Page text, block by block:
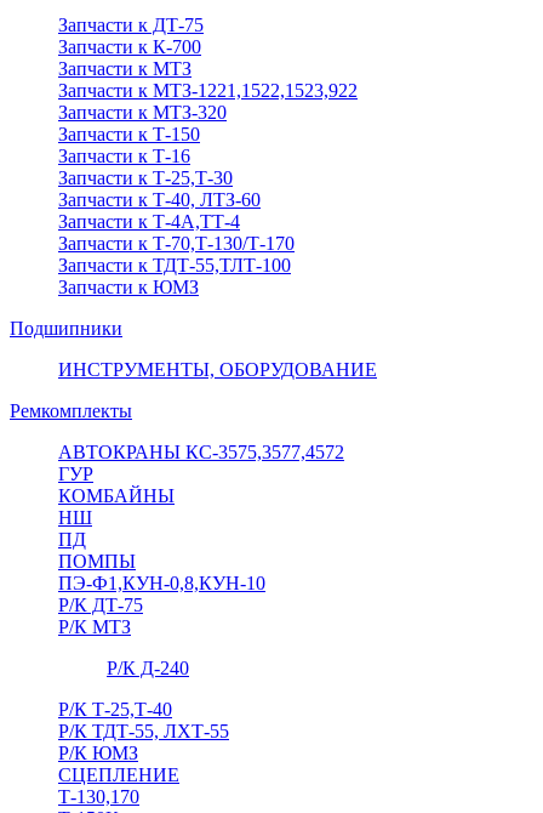
Запчасти к ДТ-75
Запчасти к К-700
Запчасти к МТЗ
Запчасти к МТЗ-1221,1522,1523,922
Запчасти к МТЗ-320
Запчасти к Т-150
Запчасти к Т-16
Запчасти к Т-25,Т-30
Запчасти к Т-40, ЛТЗ-60
Запчасти к Т-4А,ТТ-4
Запчасти к Т-70,Т-130/Т-170
Запчасти к ТДТ-55,ТЛТ-100
Запчасти к ЮМЗ
Подшипники
ИНСТРУМЕНТЫ, ОБОРУДОВАНИЕ
Ремкомплекты
АВТОКРАНЫ КС-3575,3577,4572
ГУР
КОМБАЙНЫ
НШ
ПД
ПОМПЫ
ПЭ-Ф1,КУН-0,8,КУН-10
Р/К ДТ-75
Р/К МТЗ
Р/К Д-240
Р/К Т-25,Т-40
Р/К ТДТ-55, ЛХТ-55
Р/К ЮМЗ
СЦЕПЛЕНИЕ
Т-130,170